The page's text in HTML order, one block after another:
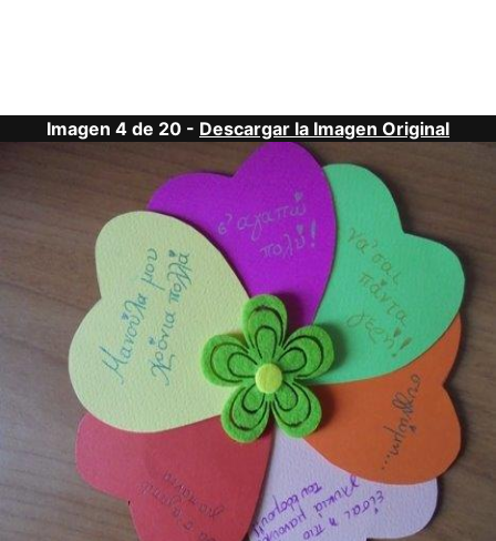
Imagen 4 de 20 - Descargar la Imagen Original